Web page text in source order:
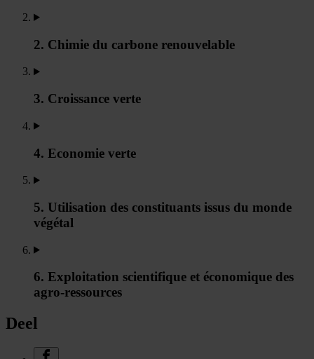
2. Chimie du carbone renouvelable
3. Croissance verte
4. Economie verte
5. Utilisation des constituants issus du monde
végétal
6. Exploitation scientifique et économique des
agro-ressources
Deel